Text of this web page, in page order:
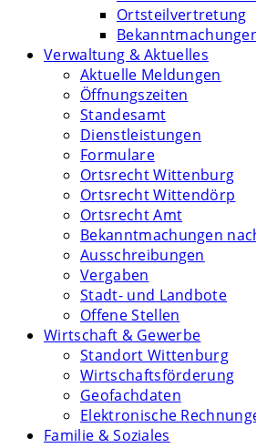
Ortsteilvertretung
Verwaltung & Aktuelles
Aktuelle Meldungen
Öffnungszeiten
Standesamt
Dienstleistungen
Formulare
Ortsrecht Wittenburg
Ortsrecht Wittendörp
Ortsrecht Amt
Bekanntmachungen
Ausschreibungen
Vergaben
Stadt- und Landbote
Offene Stellen
Wirtschaft & Gewerbe
Standort Wittenburg
Wirtschaftsförderung
Geofachdaten
Elektronische
Familie & Soziales